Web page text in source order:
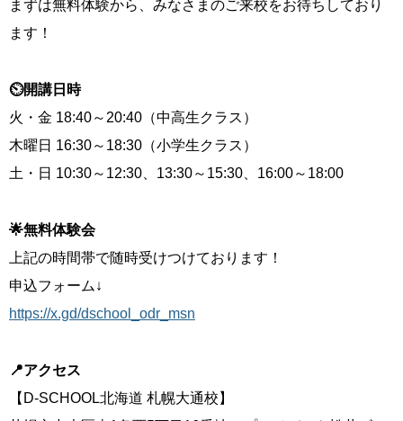
まずは無料体験から、みなさまのご来校をお待ちしており
ます！
⏲開講日時
火・金 18:40～20:40（中高生クラス）
木曜日 16:30～18:30（小学生クラス）
土・日 10:30～12:30、13:30～15:30、16:00～18:00
🌟無料体験会
上記の時間帯で随時受けつけております！
申込フォーム↓
https://x.gd/dschool_odr_msn
📍アクセス
【D-SCHOOL北海道 札幌大通校】